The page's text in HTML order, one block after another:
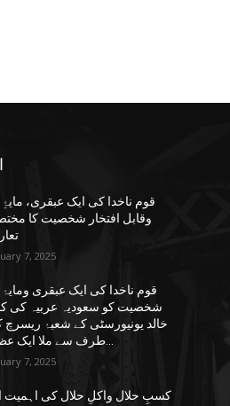
قوم ناخدا کی ایک عبقری، مایۂِ
وقابل افتخار شخصیت کا
7, 2025
قوم ناخدا کی ایک عبقری ومایۂ
شخصیت کو سعودیہ عربیہ کی
خالد یونیورسٹی کے شعبۂ ریسرچ
طرف سے ملا ایک عظیم...
7, 2025
کسبِ حلال واکلِ حلال کی اہمیت